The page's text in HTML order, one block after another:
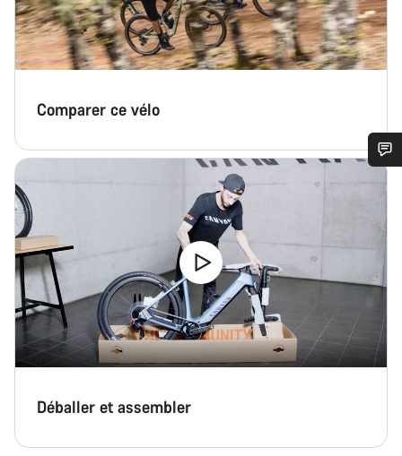
Comparer ce vélo
Déballer et assembler
Nos experts du service client vous attendent pour
répondre à vos questions.
Démarrer le Chat
Fermer